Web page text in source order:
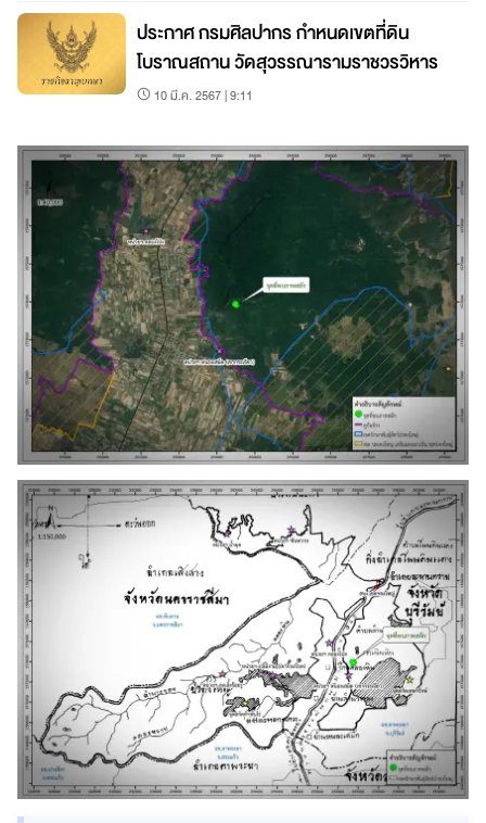
ประกาศ กรมศิลปากร กำหนดเขตที่ดิน
โบราณสถาน วัดสุวรรณารามราชวรวิหาร
10 มี.ค. 2567 | 9:11